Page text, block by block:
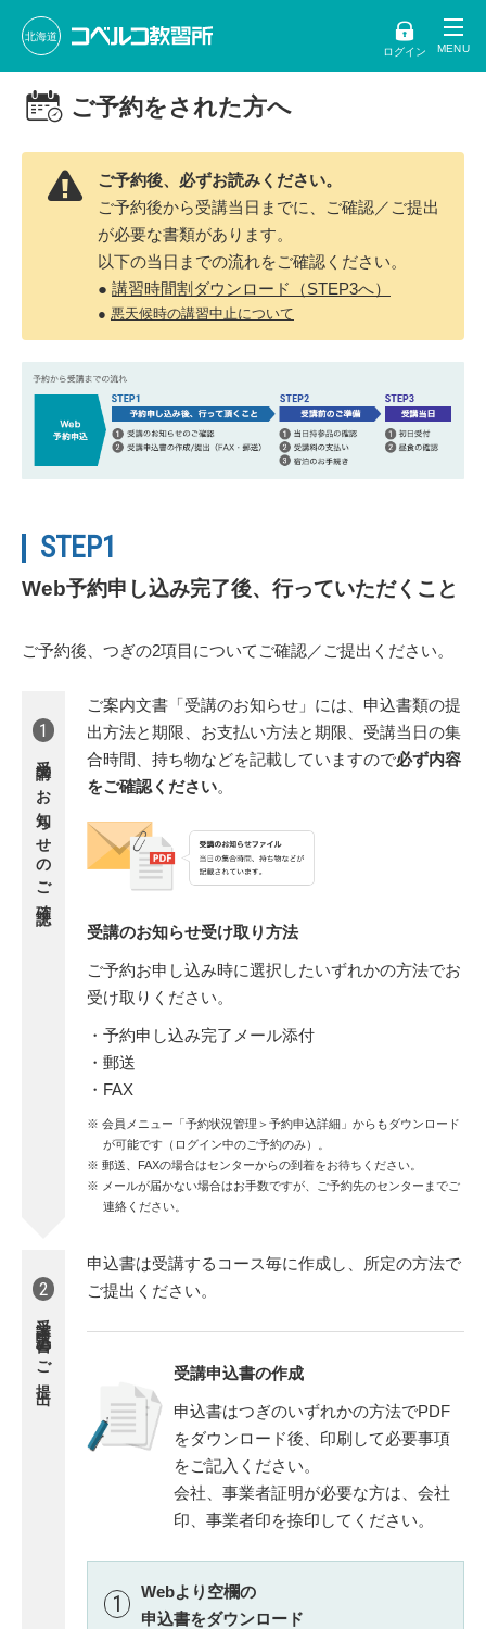
北海道
ログイン
ご予約をされた方へ
ご予約後、必ずお読みください。
ご予約後から受講当日までに、ご確認／ご提出
が必要な書類があります。
以下の当日までの流れをご確認ください。
● 講習時間割ダウンロード（STEP3へ）
● 悪天候時の講習中止について
STEP1
Web予約申し込み完了後、行っていただくこと
ご予約後、つぎの2項目についてご確認／ご提出ください。
1
受講のお知らせの
ご確認
ご案内文書「受講のお知らせ」には、申込書類の提
出方法と期限、お支払い方法と期限、受講当日の集
合時間、持ち物などを記載していますので必ず内容
をご確認ください。
受講のお知らせ受け取り方法
ご予約お申し込み時に選択したいずれかの方法でお
受け取りください。
・予約申し込み完了メール添付
・郵送
・FAX
会員メニュー「予約状況管理＞予約申込詳細」からもダウンロード
が可能です（ログイン中のご予約のみ）。
郵送、FAXの場合はセンターからの到着をお待ちください。
メールが届かない場合はお手数ですが、ご予約先のセンターまでご
連絡ください。
2
受講申込書の
ご提出
申込書は受講するコース毎に作成し、所定の方法で
ご提出ください。
受講申込書の作成
申込書はつぎのいずれかの方法でPDF
をダウンロード後、印刷して必要事項
をご記入ください。
会社、事業者証明が必要な方は、会社
印、事業者印を捺印してください。
1
Webより空欄の
申込書をダウンロード